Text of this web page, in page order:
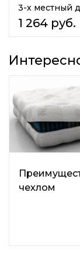
Для отдыха
Для дома
Для офиса
Молодёжный
Скандинавский
Минимализм
Подушки в
Нет
Нераскладной
Регулируемая
3-х местный
1 264 руб.
чехлом